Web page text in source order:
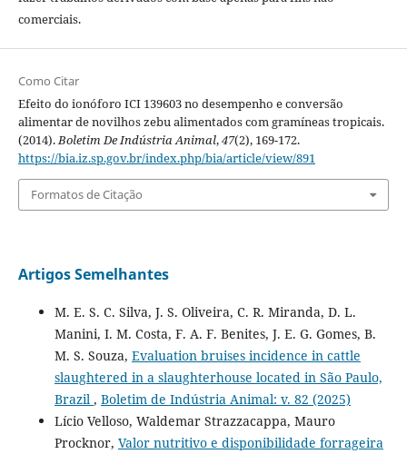
comerciais.
Como Citar
Efeito do ionóforo ICI 139603 no desempenho e conversão
alimentar de novilhos zebu alimentados com gramíneas tropicais.
(2014).Boletim De Indústria Animal,47(2), 169-172.
https://bia.iz.sp.gov.br/index.php/bia/article/view/891
Formatos de Citação
Artigos Semelhantes
M. E. S. C. Silva, J. S. Oliveira, C. R. Miranda, D. L.
Manini, I. M. Costa, F. A. F. Benites, J. E. G. Gomes, B.
M. S. Souza, Evaluation bruises incidence in cattle
slaughtered in a slaughterhouse located in São Paulo,
Brazil , Boletim de Indústria Animal: v. 82 (2025)
Lício Velloso, Waldemar Strazzacappa, Mauro
Procknor, Valor nutritivo e disponibilidade forrageira